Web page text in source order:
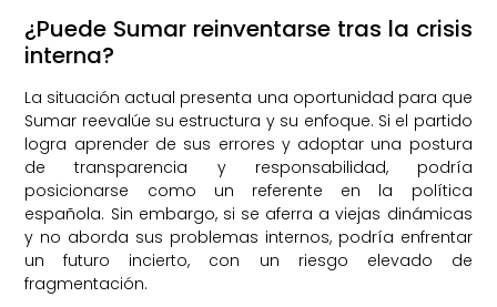
¿Puede Sumar reinventarse tras la crisis
interna?
La situación actual presenta una oportunidad para que
Sumar reevalúe su estructura y su enfoque. Si el partido
logra aprender de sus errores y adoptar una postura
de transparencia y responsabilidad, podría
posicionarse como un referente en la política
española. Sin embargo, si se aferra a viejas dinámicas
y no aborda sus problemas internos, podría enfrentar
un futuro incierto, con un riesgo elevado de
fragmentación.